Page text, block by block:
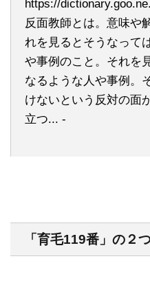
https://
反面教師とは。意味や
れを見るとそうなって
や事例のこと。それを
なるような人や事例。
けないという反対の面
立つ... -
「育毛119番」の２